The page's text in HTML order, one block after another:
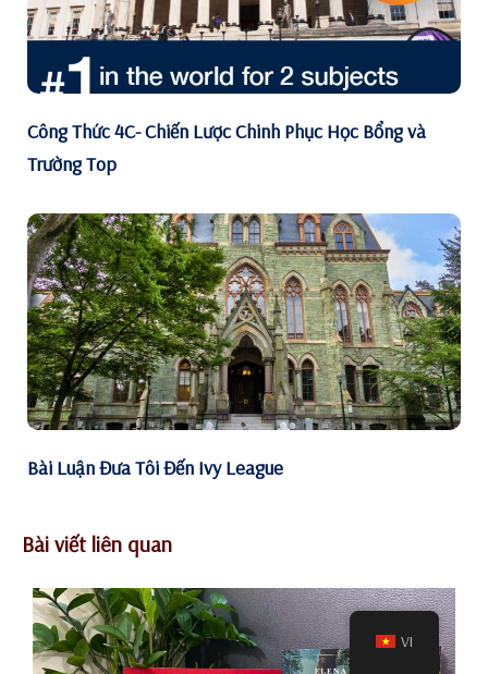
Công Thức 4C- Chiến Lược Chinh Phục Học Bổng và
Trường Top
Bài Luận Đưa Tôi Đến Ivy League
Bài viết liên quan
VI